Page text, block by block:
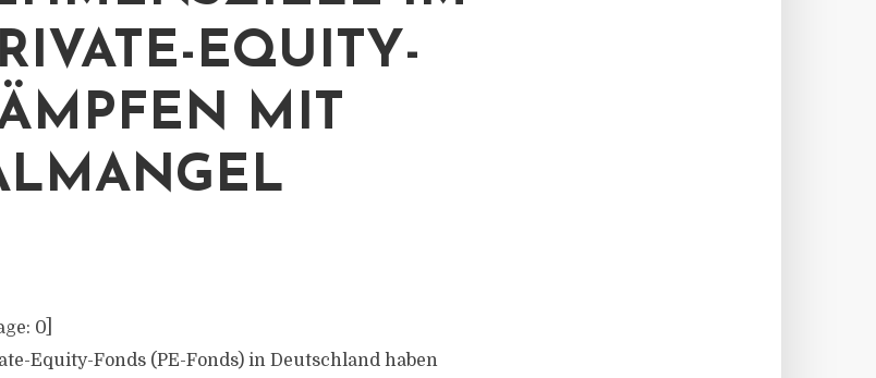
EQUITY-
MIT
0
Equity-Fonds (PE-Fonds) in Deutschland haben